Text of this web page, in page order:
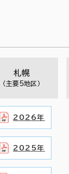
札幌
（主要5地区）
2026年
2025年